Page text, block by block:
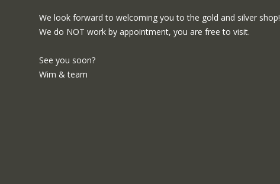
We look forward to welcoming you to the gold and silver shop!
We do NOT work by appointment, you are free to visit.
See you soon?
Wim & team